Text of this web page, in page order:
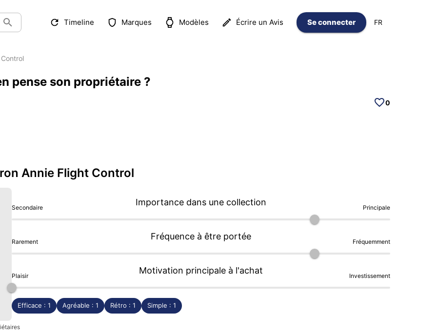
Timeline Marques Modèles Écrire un Avis Se connecter FR
pense son propriétaire ?
0
Annie Flight Control
Secondaire
Importance dans une collection
Principale
Rarement
Fréquence à être portée
Fréquemment
Plaisir
Motivation principale à l'achat
Investissement
Efficace : 1 Agréable : 1 Rétro : 1 Simple : 1